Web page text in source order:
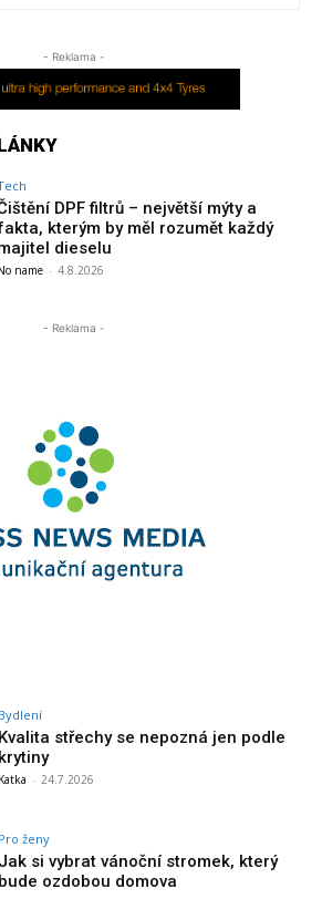
- Reklama -
DPF filtrů – největší mýty a
kterým by měl rozumět každý
dieselu
name - 4.8.2026
- Reklama -
Bydlení
Kvalita střechy se nepozná jen podle
krytiny
Katka - 24.7.2026
Pro ženy
Jak si vybrat vánoční stromek, který
bude ozdobou domova